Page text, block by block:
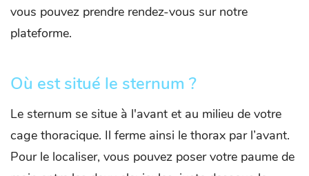
vous pouvez prendre rendez-vous sur notre
plateforme.
Où est situé le sternum ?
Le sternum se situe à l'avant et au milieu de votre
cage thoracique. Il ferme ainsi le thorax par l’avant.
Pour le localiser, vous pouvez poser votre paume de